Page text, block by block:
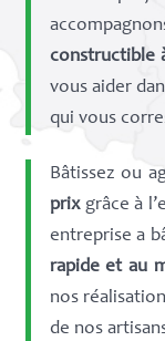
constructible
vous aider
qui vous
Bâtissez ou
prixgrâce à
entreprise a
rapide et au
nos
de nos